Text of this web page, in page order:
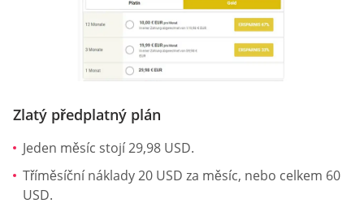
Zlatý předplatný plán
Jeden měsíc stojí 29,98 USD.
Tříměsíční náklady 20 USD za měsíc, nebo celkem 60
USD.